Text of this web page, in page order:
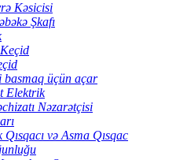
Kəsicisi
Şkafı
basmaq üçün açar
Elektrik
Nəzarətçisi
və Asma Qısqac